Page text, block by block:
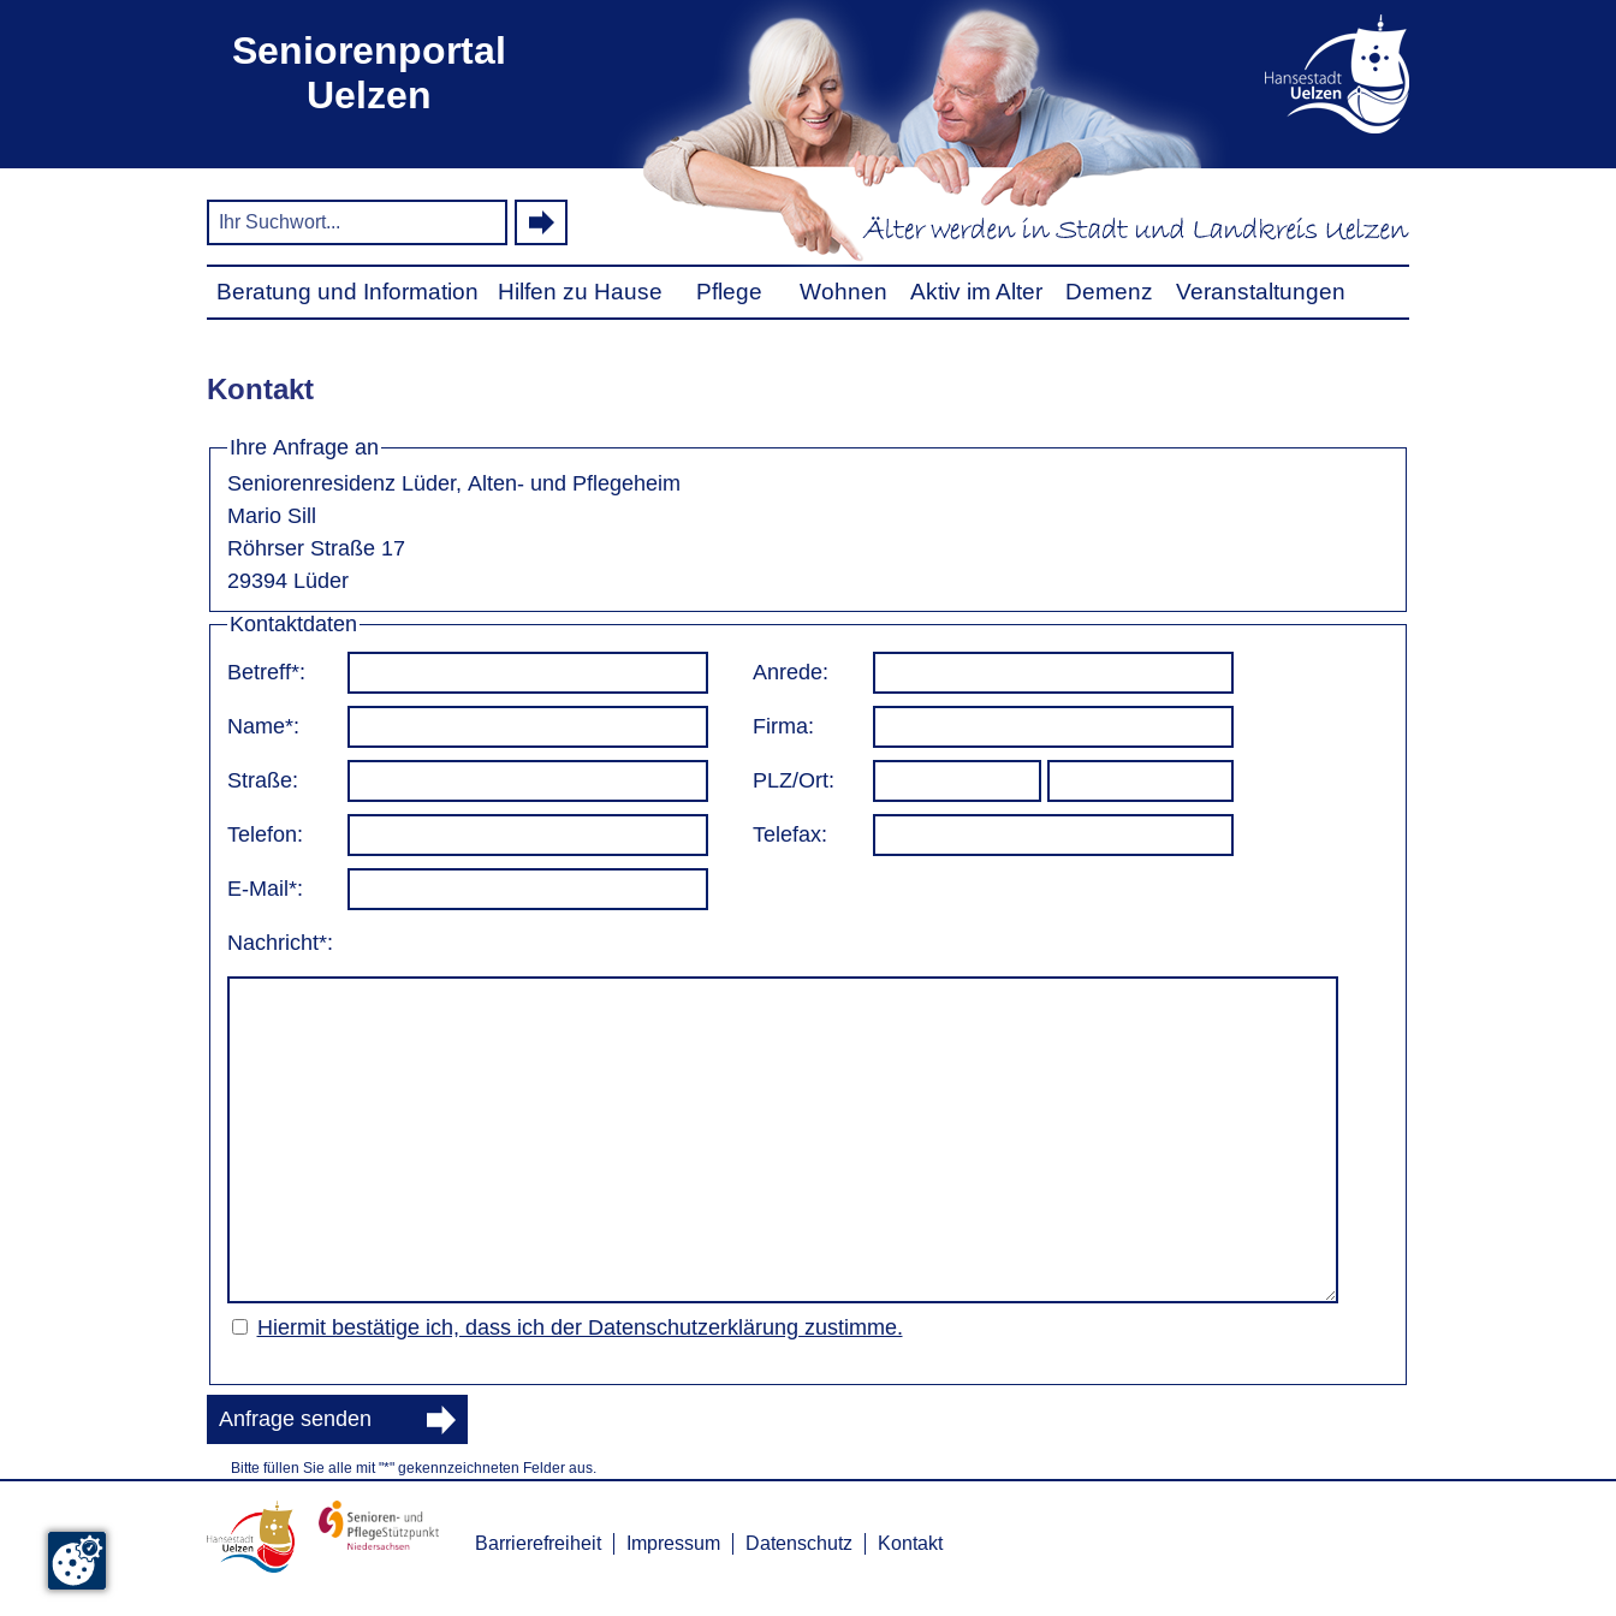
Seniorenportal
Uelzen
Beratung und Information Hilfen zu Hause Pflege Wohnen Aktiv im Alter Demenz Veranstaltungen
Kontakt
Ihre Anfrage an
Seniorenresidenz Lüder, Alten- und Pflegeheim
Mario Sill
Röhrser Straße 17
29394 Lüder
Kontaktdaten
Betreff*:
Anrede:
Name*: Firma:
Straße: PLZ/Ort:
Telefon: Telefax:
E-Mail*:
Nachricht*:
Hiermit bestätige ich, dass ich der Datenschutzerklärung zustimme.
Anfrage senden
Bitte füllen Sie alle mit "*" gekennzeichneten Felder aus.
Barrierefreiheit Impressum Datenschutz Kontakt